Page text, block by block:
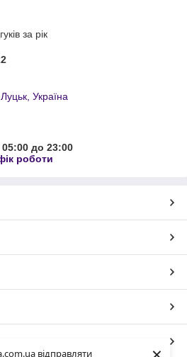
відправляти
за рік
Україна
до 23:00
роботи